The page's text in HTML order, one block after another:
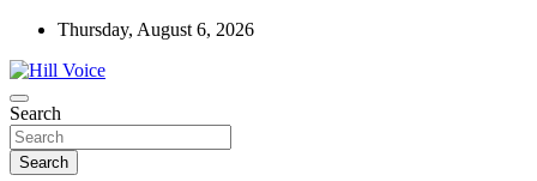
Skip
content
Thursday, August 6, 2026
Hill Voice
न्यूज़ पोर्टल
Search
Search